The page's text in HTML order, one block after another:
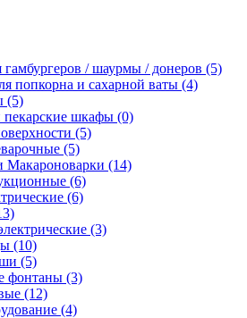
гамбургеров / шаурмы / донеров (5)
попкорна и сахарной ваты (4)
(5)
шкафы (0)
(5)
(5)
Макароноварки (14)
(6)
(6)
(3)
(10)
(5)
фонтаны (3)
(12)
(4)